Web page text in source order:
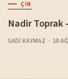
ÇIN
Nadir
SADI KAYMAZ 10